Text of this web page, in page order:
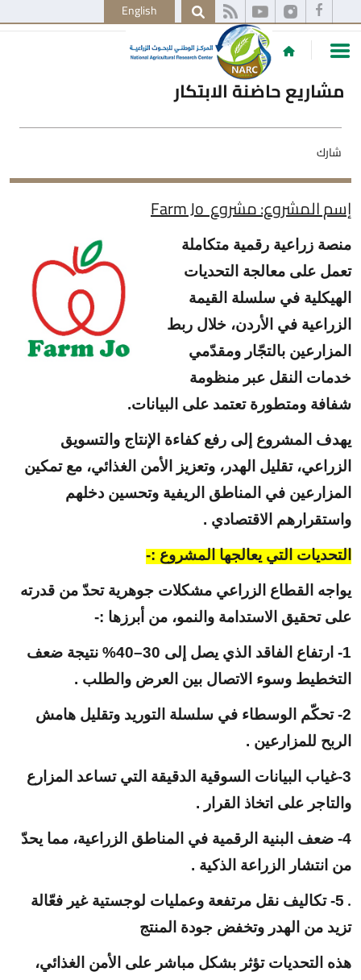
English
مشاريع حاضنة الابتكار
شارك
إسم المشروع: مشروع Farm Jo
منصة زراعية رقمية متكاملة
تعمل على معالجة التحديات
الهيكلية في سلسلة القيمة
الزراعية في الأردن، خلال ربط
المزارعين بالتجّار ومقدّمي
خدمات النقل عبر منظومة
شفافة ومتطورة تعتمد على البيانات.
يهدف المشروع إلى رفع كفاءة الإنتاج والتسويق
الزراعي، تقليل الهدر، وتعزيز الأمن الغذائي، مع تمكين
المزارعين في المناطق الريفية وتحسين دخلهم
واستقرارهم الاقتصادي .
التحديات التي يعالجها المشروع :-
يواجه القطاع الزراعي مشكلات جوهرية تحدّ من قدرته
على تحقيق الاستدامة والنمو، من أبرزها :-
1- ارتفاع الفاقد الذي يصل إلى 30–40% نتيجة ضعف
التخطيط وسوء الاتصال بين العرض والطلب .
2- تحكّم الوسطاء في سلسلة التوريد وتقليل هامش
الربح للمزارعين .
3-غياب البيانات السوقية الدقيقة التي تساعد المزارع
والتاجر على اتخاذ القرار .
4- ضعف البنية الرقمية في المناطق الزراعية، مما يحدّ
من انتشار الزراعة الذكية .
.
5- تكاليف نقل مرتفعة وعمليات لوجستية غير فعّالة
تزيد من الهدر وتخفض جودة المنتج
هذه التحديات تؤثر بشكل مباشر على الأمن الغذائي،